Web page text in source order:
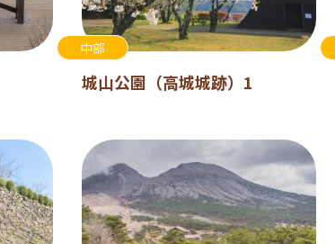
中部
城山公園（高城城跡）1